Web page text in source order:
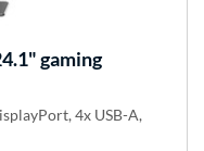
gaming
4x USB-A,